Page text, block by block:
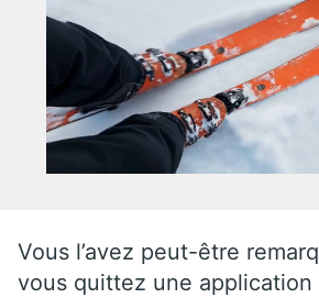
Vous l’avez peut-être
vous quittez une application